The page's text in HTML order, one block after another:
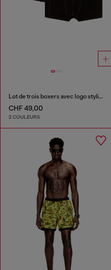
Lot de trois boxers avec logo stylisé
CHF 49,00
2 COULEURS